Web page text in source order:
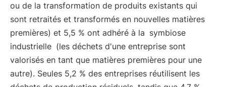
ou de la transformation de produits existants qui
sont retraités et transformés en nouvelles matières
premières) et 5,5 % ont adhéré à la symbiose
industrielle (les déchets d'une entreprise sont
valorisés en tant que matières premières pour une
autre). Seules 5,2 % des entreprises réutilisent les